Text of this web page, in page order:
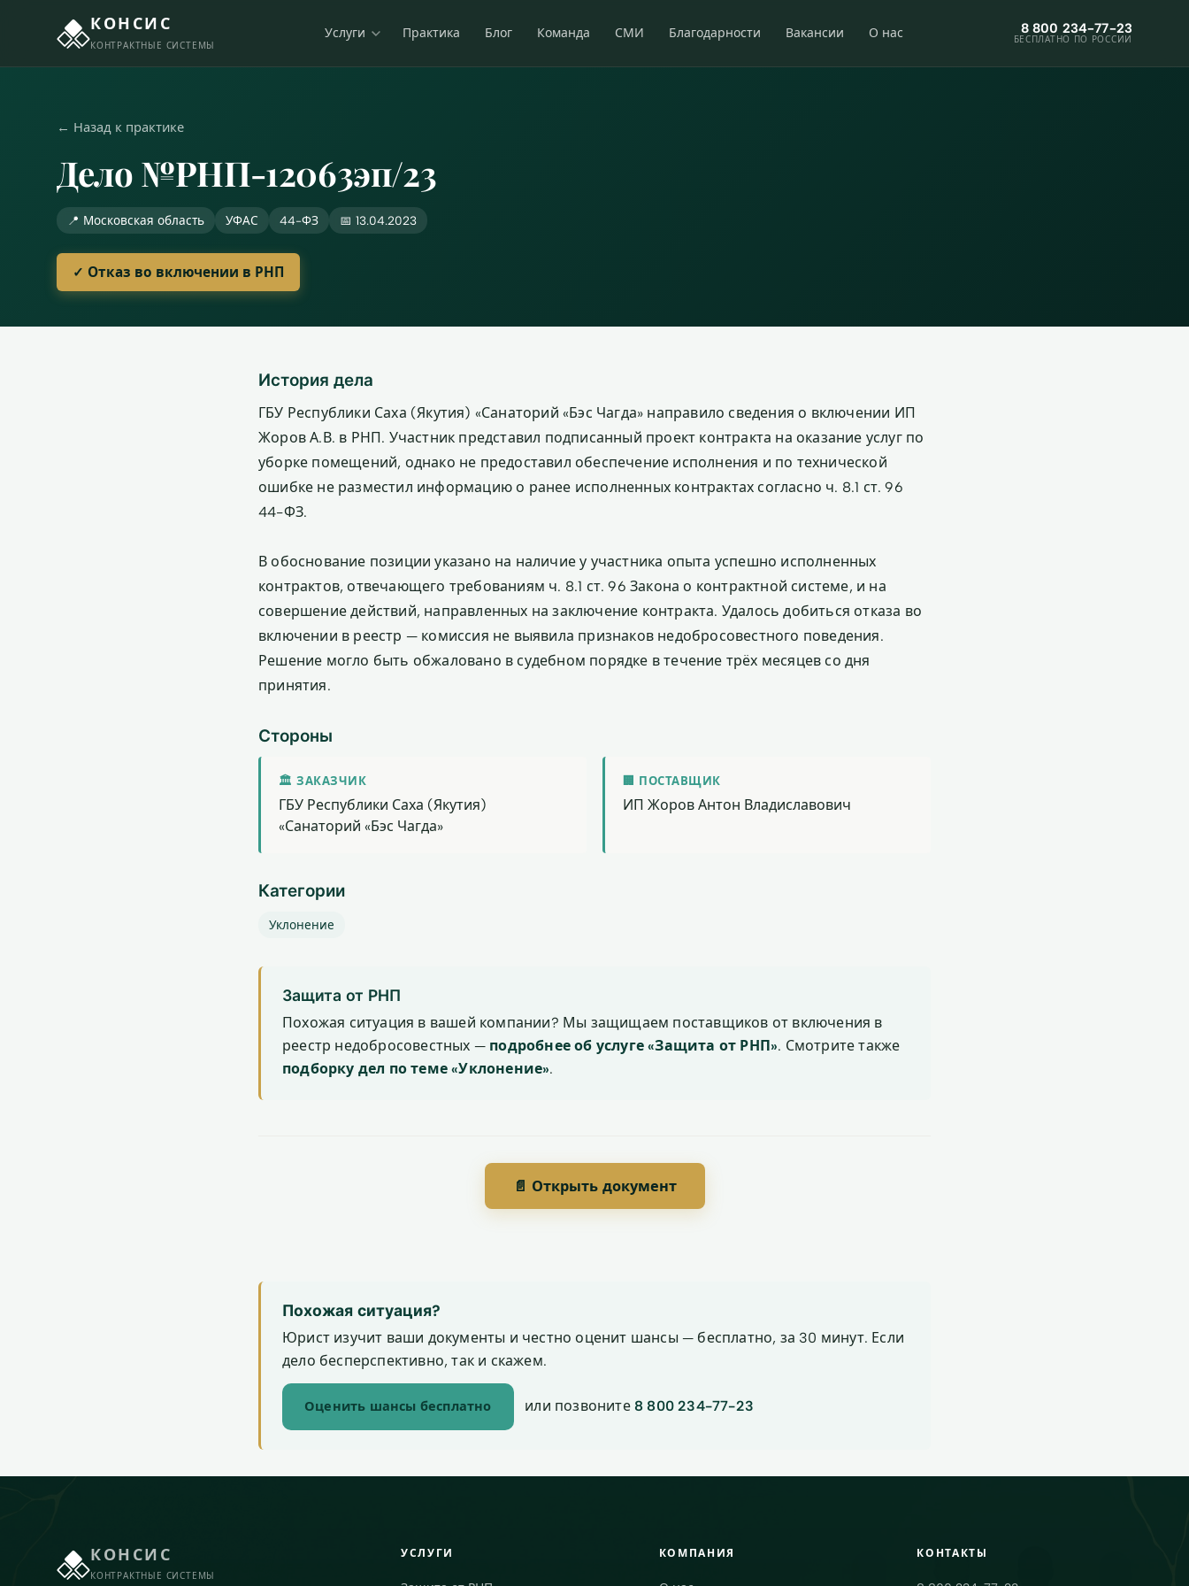
КОНСИС
КОНТРАКТНЫЕ СИСТЕМЫ
Услуги Практика Блог Команда СМИ Благодарности Вакансии О нас 8 800 234-77-23
БЕСПЛАТНО ПО РОССИИ
← Назад к практике
Дело №РНП-12063эп/23
📍 Московская область УФАС 44-ФЗ 📅 13.04.2023
✓ Отказ во включении в РНП
История дела
ГБУ Республики Саха (Якутия) «Санаторий «Бэс Чагда» направило сведения о включении ИП
Жоров А.В. в РНП. Участник представил подписанный проект контракта на оказание услуг по
уборке помещений, однако не предоставил обеспечение исполнения и по технической
ошибке не разместил информацию о ранее исполненных контрактах согласно ч. 8.1 ст. 96
44-ФЗ.
В обоснование позиции указано на наличие у участника опыта успешно исполненных
контрактов, отвечающего требованиям ч. 8.1 ст. 96 Закона о контрактной системе, и на
совершение действий, направленных на заключение контракта. Удалось добиться отказа во
включении в реестр — комиссия не выявила признаков недобросовестного поведения.
Решение могло быть обжаловано в судебном порядке в течение трёх месяцев со дня
принятия.
Стороны
🏛 ЗАКАЗЧИК
ГБУ Республики Саха (Якутия)
«Санаторий «Бэс Чагда»
🏢 ПОСТАВЩИК
ИП Жоров Антон Владиславович
Категории
Уклонение
Защита от РНП
Похожая ситуация в вашей компании? Мы защищаем поставщиков от включения в
реестр недобросовестных — подробнее об услуге «Защита от РНП». Смотрите также
подборку дел по теме «Уклонение».
📄 Открыть документ
Похожая ситуация?
Юрист изучит ваши документы и честно оценит шансы — бесплатно, за 30 минут. Если
дело бесперспективно, так и скажем.
Оценить шансы бесплатно или позвоните8 800 234-77-23
КОНСИС
КОНТРАКТНЫЕ СИСТЕМЫ
УСЛУГИ КОМПАНИЯ КОНТАКТЫ